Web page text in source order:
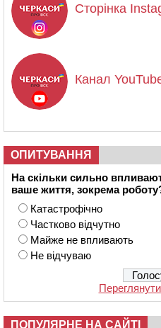
Сторінка
Канал
ОПИТУВАННЯ
На скільки сильно
ваше життя, зокрема
Катастрофічно
Частково відчутно
Майже не впливають
Не відчуваю
ПОПУЛЯРНЕ НА САЙТІ